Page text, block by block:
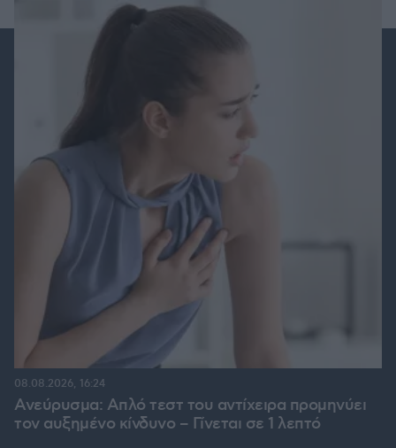
Ανεύρυσμα: Απλό τεστ του αντίχειρα προμηνύει
τον αυξημένο κίνδυνο – Γίνεται σε 1 λεπτό
08.08.2026, 16:24